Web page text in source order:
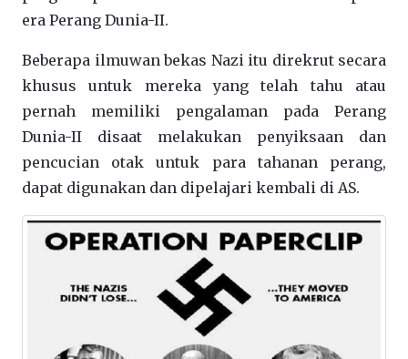
era Perang Dunia-II.
Beberapa ilmuwan bekas Nazi itu direkrut secara
khusus untuk mereka yang telah tahu atau
pernah memiliki pengalaman pada Perang
Dunia-II disaat melakukan penyiksaan dan
pencucian otak untuk para tahanan perang,
dapat digunakan dan dipelajari kembali di AS.